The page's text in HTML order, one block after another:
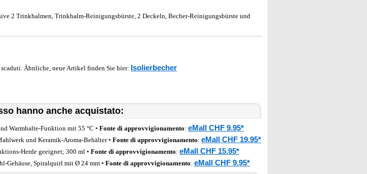
2 Trinkhalmen, Trinkhalm-Reinigungsbürste, 2 Deckeln, Becher-Reinigungsbürste und
Ähnliche, neue Artikel finden Sie hier: Isolierbecher
hanno anche acquistato:
Warmhalte-Funktion mit 55 °C • Fonte di approvvigionamento: eMall CHF 9.95*
und Keramik-Aroma-Behälter • Fonte di approvvigionamento: eMall CHF 19.95*
Herde geeignet; 300 ml • Fonte di approvvigionamento: eMall CHF 15.95*
Gehäuse, Spiralquirl mit Ø 24 mm • Fonte di approvvigionamento: eMall CHF 9.95*